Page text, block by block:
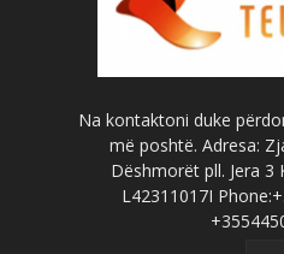
Na kontaktoni duke
më poshtë. Adresa:
Dëshmorët pll. Jera 3
L42311017I